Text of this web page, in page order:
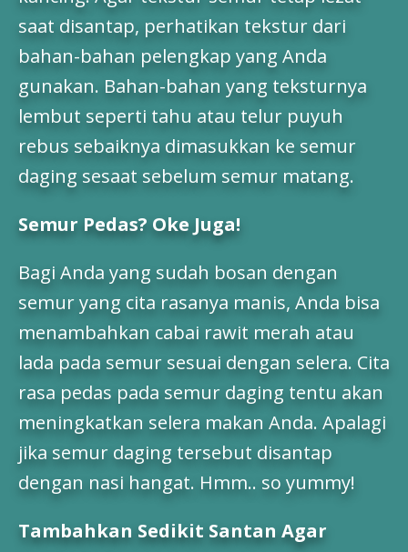
saat disantap, perhatikan tekstur dari
bahan-bahan pelengkap yang Anda
gunakan. Bahan-bahan yang teksturnya
lembut seperti tahu atau telur puyuh
rebus sebaiknya dimasukkan ke semur
daging sesaat sebelum semur matang.
Semur Pedas? Oke Juga!
Bagi Anda yang sudah bosan dengan
semur yang cita rasanya manis, Anda bisa
menambahkan cabai rawit merah atau
lada pada semur sesuai dengan selera. Cita
rasa pedas pada semur daging tentu akan
meningkatkan selera makan Anda. Apalagi
jika semur daging tersebut disantap
dengan nasi hangat. Hmm.. so yummy!
Tambahkan Sedikit Santan Agar